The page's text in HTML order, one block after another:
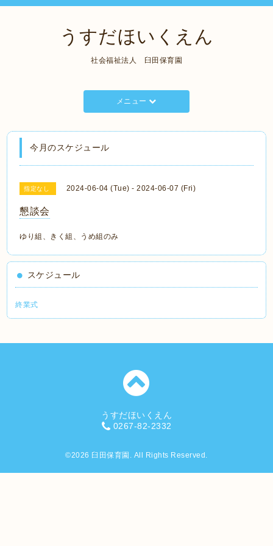
うすだほいくえん
社会福祉法人 臼田保育園
メニュー
今月のスケジュール
指定なし 2024-06-04 (Tue) - 2024-06-07 (Fri)
懇談会
ゆり組、きく組、うめ組のみ
スケジュール
終業式
うすだほいくえん
0267-82-2332
©2026 臼田保育園 . All Rights Reserved.